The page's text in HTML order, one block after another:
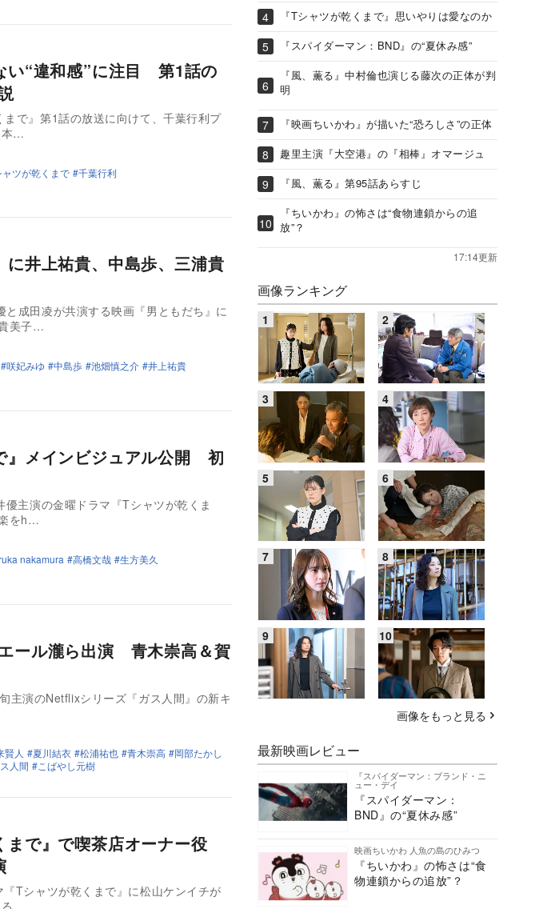
い“違和感”に注目 第1話の
で』第1話の放送に向けて、千葉行利プ
本…
ャツが乾くまで 千葉行利
井上祐貴、中島歩、三浦貴
成田凌が共演する映画『男ともだち』に
美子…
咲妃みゆ 中島歩 池畑慎之介
井上祐貴
』メインビジュアル公開 初
主演の金曜ドラマ『Tシャツが乾くま
をh…
nakamura 高橋文哉
生方美久
ール瀧ら出演 青木崇高＆賀
主演のNetflixシリーズ『ガス人間』の新キ
賢人 夏川結衣 松浦祐也 青木崇高
岡部たかし
人間 こばやし元樹
で』で喫茶店オーナー役
Tシャツが乾くまで』に松山ケンイチが
『Tシャツが乾くまで』思いやりは愛なのか
『スパイダーマン：BND』の“夏休み感”
『風、薫る』中村倫也演じる藤次の正体が判
明
『映画ちいかわ』が描いた“恐ろしさ”の正体
趣里主演『大空港』の『相棒』オマージュ
『風、薫る』第95話あらすじ
『ちいかわ』の怖さは“食物連鎖からの追
放”？
17:14更新
画像ランキング
画像をもっと見る
最新映画レビュー
『スパイダーマン：ブランド・ニ
ュー・デイ
『スパイダーマン：
BND』の“夏休み感”
映画ちいかわ 人魚の島のひみつ
『ちいかわ』の怖さは“食
物連鎖からの追放”？